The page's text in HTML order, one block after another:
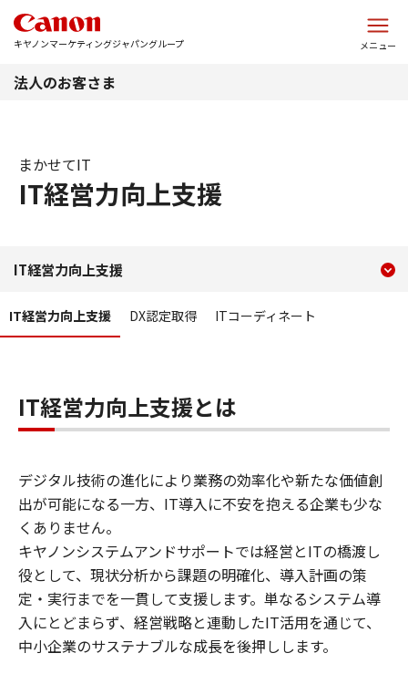
キヤノンマーケティングジャパングループ メニュー
法人のお客さま
IT経営力向上支援
まかせてIT
IT経営力向上支援
IT経営力向上支援 DX認定取得 ITコーディネート
IT経営力向上支援とは
デジタル技術の進化により業務の効率化や新たな価値創
出が可能になる一方、IT導入に不安を抱える企業も少な
くありません。
キヤノンシステムアンドサポートでは経営とITの橋渡し
役として、現状分析から課題の明確化、導入計画の策
定・実行までを一貫して支援します。単なるシステム導
入にとどまらず、経営戦略と連動したIT活用を通じて、
中小企業のサステナブルな成長を後押しします。